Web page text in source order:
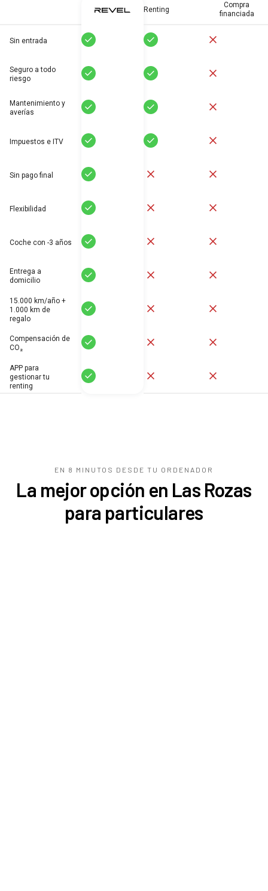
Renting
Compra
financiada
Sin entrada Sí Sí
Seguro a todo
riesgo
Sí Sí
Mantenimiento y
averías
Sí Sí
Impuestos e ITV Sí Sí
Sin pago final Sí
Flexibilidad Sí
Coche con -3 años Sí
Entrega a
domicilio
Sí
15.000 km/año +
1.000 km de
regalo
Sí
Compensación de
CO₂
Sí
APP para
gestionar tu
renting
Sí
EN 8 MINUTOS DESDE TU ORDENADOR
La mejor opción en Las Rozas
para particulares